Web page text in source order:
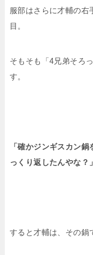
服部はさらに才輔の右
目。
そもそも「4兄弟そろ
す。
「確かジンギスカン
っくり返したんやな？」
すると才輔は、その鍋